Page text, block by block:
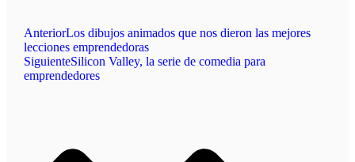
AnteriorLos dibujos animados que nos dieron las mejores
lecciones emprendedoras
SiguienteSilicon Valley, la serie de comedia para
emprendedores